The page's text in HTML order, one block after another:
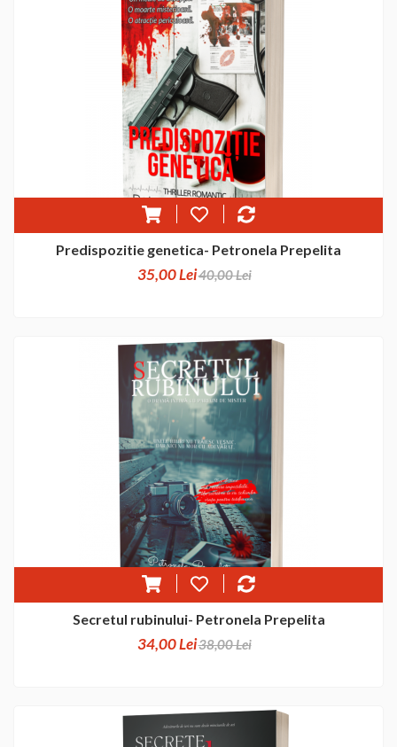
Predispozitie genetica- Petronela Prepelita
35,00 Lei40,00 Lei
Secretul rubinului- Petronela Prepelita
34,00 Lei38,00 Lei